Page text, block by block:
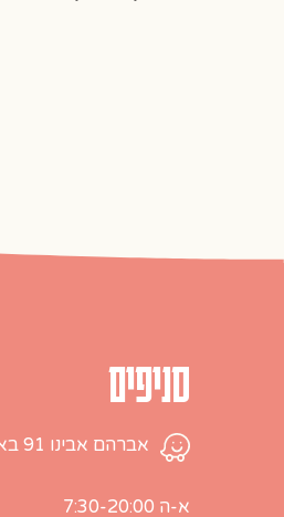
סניפים
אברהם אבינו 91 באר שבע
א-ה 7:30-20:00